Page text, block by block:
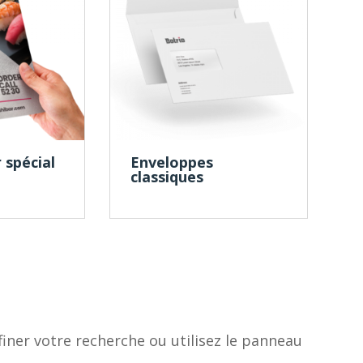
spécial Enveloppes
classiques
votre recherche ou utilisez le panneau